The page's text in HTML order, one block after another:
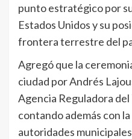
punto estratégico por
Estados Unidos y su
frontera terrestre del
Agregó que la
ciudad por Andrés
Agencia Reguladora
contando además con
autoridades